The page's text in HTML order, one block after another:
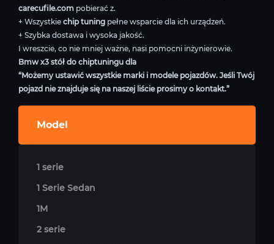
carecufile.com pobierać z.
+ Wszystkie chip tuning pełne wsparcie dla ich urządzeń.
+ Szybka dostawa i wysoka jakość.
I wreszcie, co nie mniej ważne, nasi pomocni inżynierowie.
Bmw x3 stół do chiptuningu dla
“Możemy ustawić wszystkie marki i modele pojazdów. Jeśli Twój
pojazd nie znajduje się na naszej liście prosimy o kontakt.”
Model
1 serie
1 Serie Sedan
1M
2 serie